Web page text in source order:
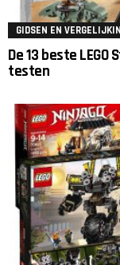
GIDSEN EN
De 13 beste
testen